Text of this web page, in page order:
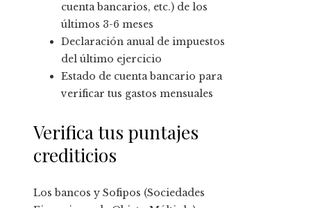
cuenta bancarios, etc.) de los
últimos 3-6 meses
Declaración anual de impuestos
del último ejercicio
Estado de cuenta bancario para
verificar tus gastos mensuales
Verifica tus puntajes
crediticios
Los bancos y Sofipos (Sociedades